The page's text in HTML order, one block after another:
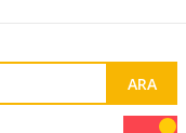
ARA